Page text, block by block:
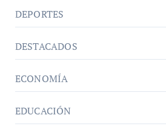
DEPORTES
DESTACADOS
ECONOMÍA
EDUCACIÓN